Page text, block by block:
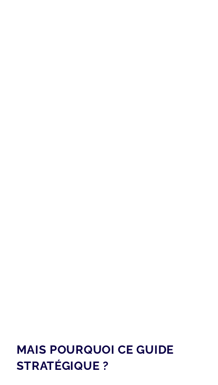
MAIS POURQUOI CE GUIDE
STRATÉGIQUE ?